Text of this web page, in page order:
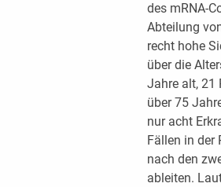
des mRNA-
Abteilung
recht hohe
über die
Jahre alt, 21
über 75
nur acht
Fällen in
nach den
ableiten.